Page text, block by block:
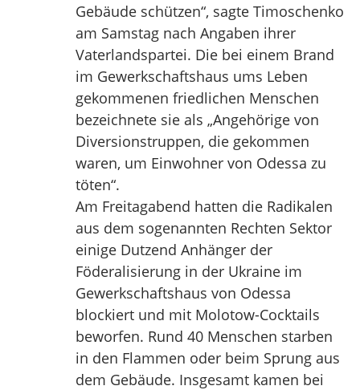
Gebäude schützen“, sagte Timoschenko
am Samstag nach Angaben ihrer
Vaterlandspartei. Die bei einem Brand
im Gewerkschaftshaus ums Leben
gekommenen friedlichen Menschen
bezeichnete sie als „Angehörige von
Diversionstruppen, die gekommen
waren, um Einwohner von Odessa zu
töten“.
Am Freitagabend hatten die Radikalen
aus dem sogenannten Rechten Sektor
einige Dutzend Anhänger der
Föderalisierung in der Ukraine im
Gewerkschaftshaus von Odessa
blockiert und mit Molotow-Cocktails
beworfen. Rund 40 Menschen starben
in den Flammen oder beim Sprung aus
dem Gebäude. Insgesamt kamen bei